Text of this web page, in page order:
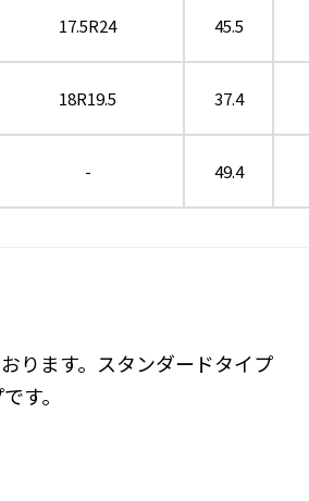
17.5R24 45.5
18R19.5 37.4
- 49.4
ります。スタンダードタイプ
す。